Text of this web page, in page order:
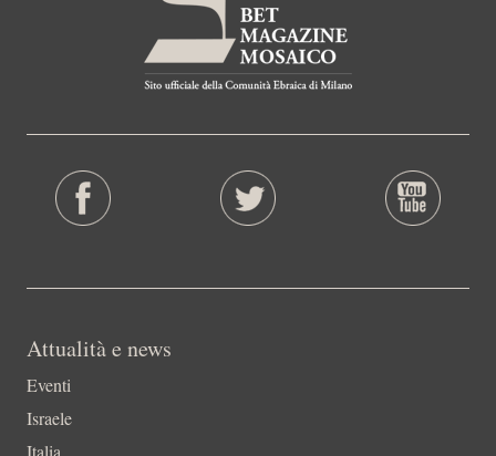
Attualità e news
Eventi
Israele
Italia